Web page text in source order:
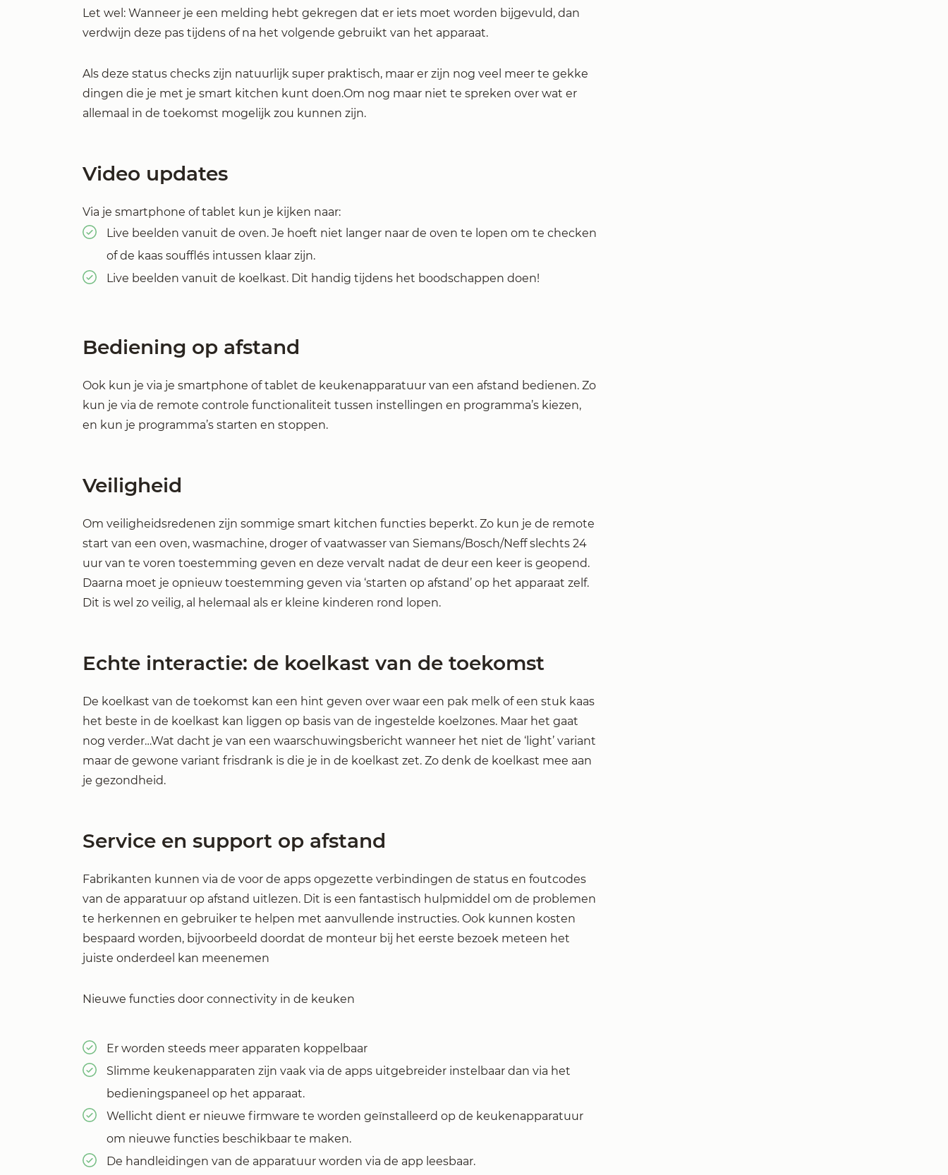
Let wel: Wanneer je een melding hebt gekregen dat er iets moet worden bijgevuld, dan
verdwijn deze pas tijdens of na het volgende gebruikt van het apparaat.
Als deze status checks zijn natuurlijk super praktisch, maar er zijn nog veel meer te gekke
dingen die je met je smart kitchen kunt doen.Om nog maar niet te spreken over wat er
allemaal in de toekomst mogelijk zou kunnen zijn.
Video updates
Via je smartphone of tablet kun je kijken naar:
Live beelden vanuit de oven. Je hoeft niet langer naar de oven te lopen om te checken
of de kaas soufflés intussen klaar zijn.
Live beelden vanuit de koelkast. Dit handig tijdens het boodschappen doen!
Bediening op afstand
Ook kun je via je smartphone of tablet de keukenapparatuur van een afstand bedienen. Zo
kun je via de remote controle functionaliteit tussen instellingen en programma’s kiezen,
en kun je programma’s starten en stoppen.
Veiligheid
Om veiligheidsredenen zijn sommige smart kitchen functies beperkt. Zo kun je de remote
start van een oven, wasmachine, droger of vaatwasser van Siemans/Bosch/Neff slechts 24
uur van te voren toestemming geven en deze vervalt nadat de deur een keer is geopend.
Daarna moet je opnieuw toestemming geven via ‘starten op afstand’ op het apparaat zelf.
Dit is wel zo veilig, al helemaal als er kleine kinderen rond lopen.
Echte interactie: de koelkast van de toekomst
De koelkast van de toekomst kan een hint geven over waar een pak melk of een stuk kaas
het beste in de koelkast kan liggen op basis van de ingestelde koelzones. Maar het gaat
nog verder…Wat dacht je van een waarschuwingsbericht wanneer het niet de ‘light’ variant
maar de gewone variant frisdrank is die je in de koelkast zet. Zo denk de koelkast mee aan
je gezondheid.
Service en support op afstand
Fabrikanten kunnen via de voor de apps opgezette verbindingen de status en foutcodes
van de apparatuur op afstand uitlezen. Dit is een fantastisch hulpmiddel om de problemen
te herkennen en gebruiker te helpen met aanvullende instructies. Ook kunnen kosten
bespaard worden, bijvoorbeeld doordat de monteur bij het eerste bezoek meteen het
juiste onderdeel kan meenemen
Nieuwe functies door connectivity in de keuken
Er worden steeds meer apparaten koppelbaar
Slimme keukenapparaten zijn vaak via de apps uitgebreider instelbaar dan via het
bedieningspaneel op het apparaat.
Wellicht dient er nieuwe firmware te worden geïnstalleerd op de keukenapparatuur
om nieuwe functies beschikbaar te maken.
De handleidingen van de apparatuur worden via de app leesbaar.